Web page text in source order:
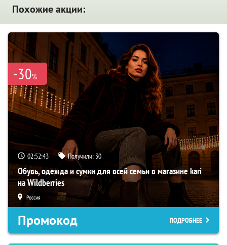
Похожие акции:
-30%
02:52:42 Получили: 30
Обувь, одежда и сумки для всей семьи в магазине kari
на Wildberries
Россия
Промокод ПОДРОБНЕЕ